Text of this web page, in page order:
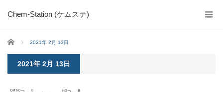
Chem-Station (ケムステ)
ホーム 2021年 2月 13日
2021年 2月 13日